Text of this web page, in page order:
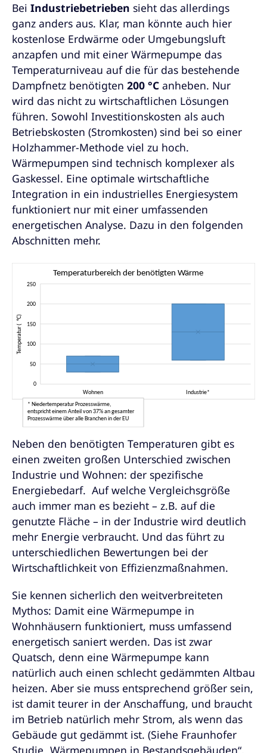
Bei Industriebetrieben sieht das allerdings
ganz anders aus. Klar, man könnte auch hier
kostenlose Erdwärme oder Umgebungsluft
anzapfen und mit einer Wärmepumpe das
Temperaturniveau auf die für das bestehende
Dampfnetz benötigten 200 °C anheben. Nur
wird das nicht zu wirtschaftlichen Lösungen
führen. Sowohl Investitionskosten als auch
Betriebskosten (Stromkosten) sind bei so einer
Holzhammer-Methode viel zu hoch.
Wärmepumpen sind technisch komplexer als
Gaskessel. Eine optimale wirtschaftliche
Integration in ein industrielles Energiesystem
funktioniert nur mit einer umfassenden
energetischen Analyse. Dazu in den folgenden
Abschnitten mehr.
Neben den benötigten Temperaturen gibt es
einen zweiten großen Unterschied zwischen
Industrie und Wohnen: der spezifische
Energiebedarf. Auf welche Vergleichsgröße
auch immer man es bezieht – z.B. auf die
genutzte Fläche – in der Industrie wird deutlich
mehr Energie verbraucht. Und das führt zu
unterschiedlichen Bewertungen bei der
Wirtschaftlichkeit von Effizienzmaßnahmen.
Sie kennen sicherlich den weitverbreiteten
Mythos: Damit eine Wärmepumpe in
Wohnhäusern funktioniert, muss umfassend
energetisch saniert werden. Das ist zwar
Quatsch, denn eine Wärmepumpe kann
natürlich auch einen schlecht gedämmten Altbau
heizen. Aber sie muss entsprechend größer sein,
ist damit teurer in der Anschaffung, und braucht
im Betrieb natürlich mehr Strom, als wenn das
Gebäude gut gedämmt ist. (Siehe Fraunhofer
Studie „Wärmepumpen in Bestandsgebäuden“,